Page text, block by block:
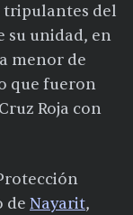
tripulantes del
su unidad, en
menor de
que fueron
Roja con
de Nayarit,